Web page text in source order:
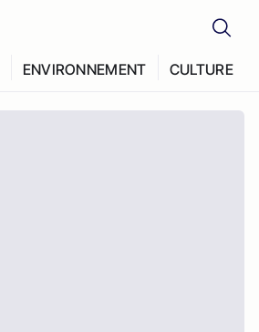
ENVIRONNEMENT CULTURE